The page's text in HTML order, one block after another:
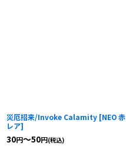
災厄招来/Invoke Calamity [NEO 赤
レア]
30円～50円(税込)